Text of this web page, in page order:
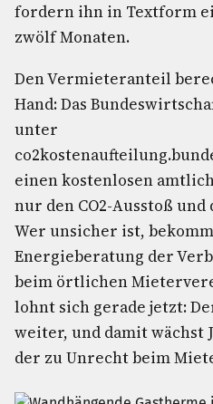
fordern ihn in Textform
zwölf Monaten.
Den Vermieteranteil
Hand: Das
unter
einen kostenlosen
nur den CO2-Ausstoß
Wer unsicher ist,
Energieberatung der
beim örtlichen
lohnt sich gerade jetzt:
weiter, und damit wächst
der zu Unrecht beim